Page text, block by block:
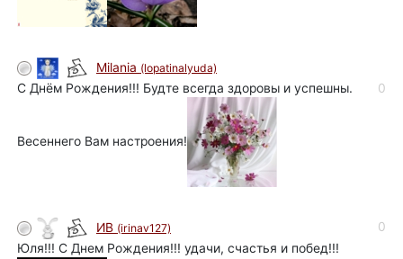
Milania (lopatinalyuda)
0
С Днём Рождения!!! Будте всегда здоровы и успешны.
Весеннего Вам настроения!
ИВ (irinav127)
0
Юля!!! С Днем Рождения!!! удачи, счастья и побед!!!